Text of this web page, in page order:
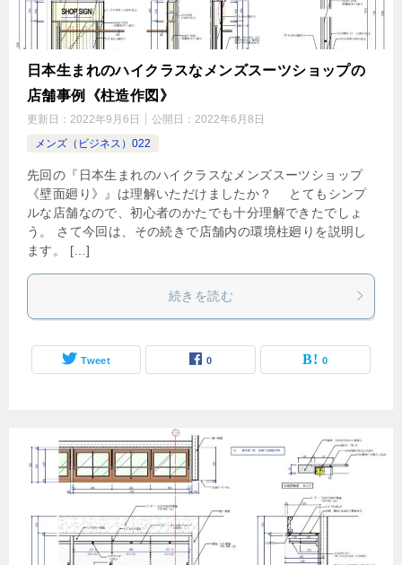
日本生まれのハイクラスなメンズスーツショップの
店舗事例《柱造作図》
更新日： 2022年9月6日 公開日： 2022年6月8日
メンズ（ビジネス）022
先回の『日本生まれのハイクラスなメンズスーツショップ
《壁面廻り》』は理解いただけましたか？ とてもシンプ
ルな店舗なので、初心者のかたでも十分理解できたでしょ
う。 さて今回は、その続きで店舗内の環境柱廻りを説明し
ます。 […]
続きを読む
Tweet 0 0